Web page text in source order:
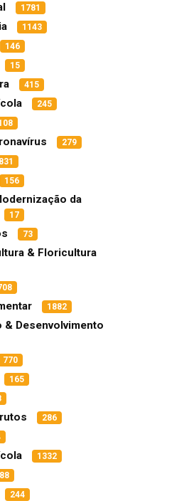
1781
1143
146
15
415
245
279
156
da
17
73
& Floricultura
1882
& Desenvolvimento
770
165
286
1332
244